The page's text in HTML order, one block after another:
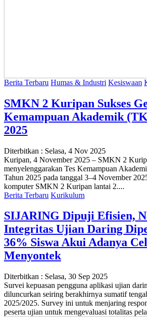
Berita Terbaru Humas & Industri Kesiswaan
SMKN 2 Kuripan Sukses
Kemampuan Akademik
2025
Diterbitkan : Selasa, 4 Nov 2025
Kuripan, 4 November 2025 – SMKN 2
menyelenggarakan Tes Kemampuan
Tahun 2025 pada tanggal 3–4 November
komputer SMKN 2 Kuripan lantai 2....
Berita Terbaru Kurikulum
SIJARING Dipuji Efisien,
Integritas Ujian Daring
36% Siswa Akui Adanya
Menyontek
Diterbitkan : Selasa, 30 Sep 2025
Survei kepuasan pengguna aplikasi ujian
diluncurkan seiring berakhirnya sumatif
2025/2025. Survey ini untuk menjaring
peserta ujian untuk mengevaluasi totalitas